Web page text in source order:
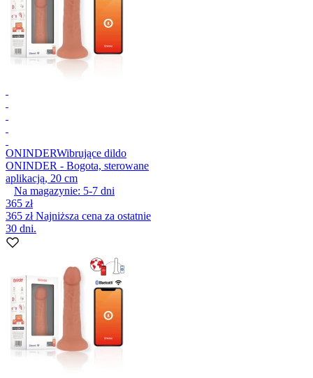
ONINDERWibrujące dildo
ONINDER - Bogota, sterowane
aplikacją, 20 cm
Na magazynie: 5-7 dni
365 zł
365 złNajniższa cena za ostatnie
30 dni.